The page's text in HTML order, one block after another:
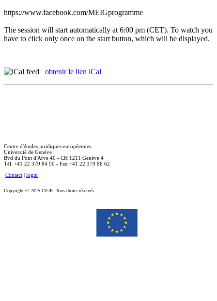
https://www.facebook.com/MEIGprogramme
The session will start automatically at 6:00 pm (CET). To watch you
have to click only once on the start button, which will be displayed.
obtenir le lien iCal
Centre d'études juridiques européennes
Université de Genève
Bvd du Pont d'Arve 40 - CH 1211 Genève 4
Tél. +41 22 379 84 90 - Fax +41 22 379 86 62
Contact | login
Copyright © 2025 CEJE. Tous droits réservés.